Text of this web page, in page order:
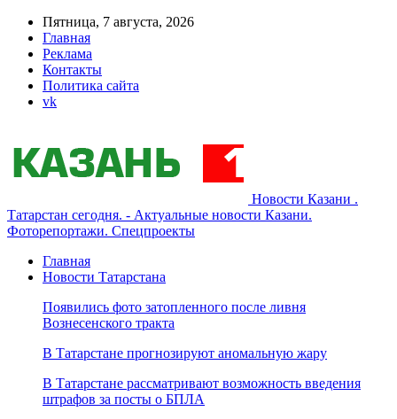
Пятница, 7 августа, 2026
Главная
Реклама
Контакты
Политика сайта
vk
Новости Казани .
Татарстан сегодня. - Актуальные новости Казани.
Фоторепортажи. Спецпроекты
Главная
Новости Татарстана
Появились фото затопленного после ливня
Вознесенского тракта
В Татарстане прогнозируют аномальную жару
В Татарстане рассматривают возможность введения
штрафов за посты о БПЛА